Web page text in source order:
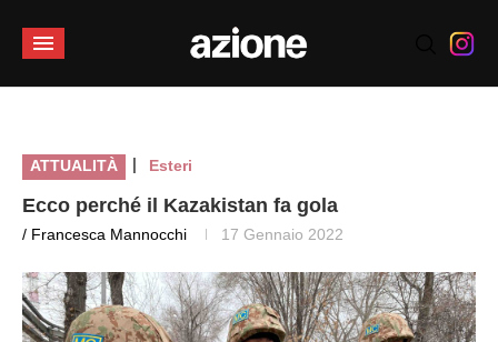
ATTUALITÀ | Esteri
Ecco perché il Kazakistan fa gola
/ Francesca Mannocchi 17 Gennaio 2022